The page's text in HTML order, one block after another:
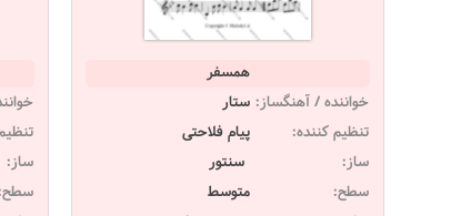
همسفر
خواننده / آهنگساز: ستار
تنظیم کننده:
پیام فلاحتی
ساز:
سنتور
سطح:
متوسط
ساز: